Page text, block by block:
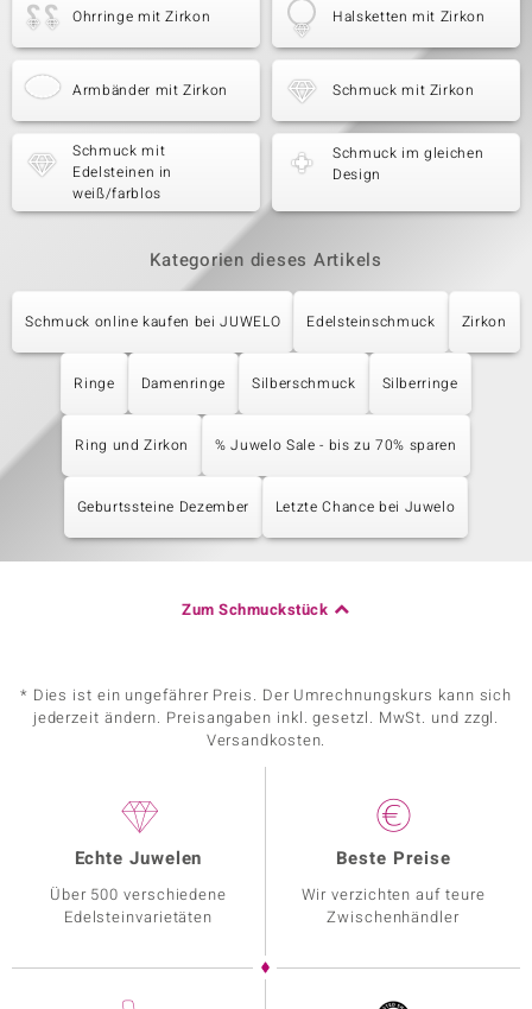
Ohrringe mit Zirkon Halsketten mit Zirkon
Armbänder mit Zirkon Schmuck mit Zirkon
Schmuck mit
Edelsteinen in
weiß/farblos
Schmuck im gleichen
Design
Kategorien dieses Artikels
Schmuck online kaufen bei JUWELO Edelsteinschmuck Zirkon
Ringe Damenringe Silberschmuck Silberringe
Ring und Zirkon % Juwelo Sale - bis zu 70% sparen
Geburtssteine Dezember Letzte Chance bei Juwelo
Zum Schmuckstück
* Dies ist ein ungefährer Preis. Der Umrechnungskurs kann sich
jederzeit ändern. Preisangaben inkl. gesetzl. MwSt. und zzgl.
Versandkosten.
Echte Juwelen
Über 500 verschiedene
Edelsteinvarietäten
Beste Preise
Wir verzichten auf teure
Zwischenhändler